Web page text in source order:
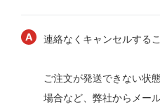
連絡なくキャンセルする
ご注文が発送できない状
場合など、弊社からメー